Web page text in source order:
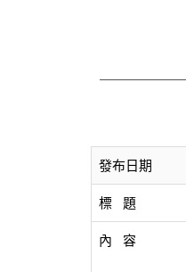
發布日期
標   題
內   容